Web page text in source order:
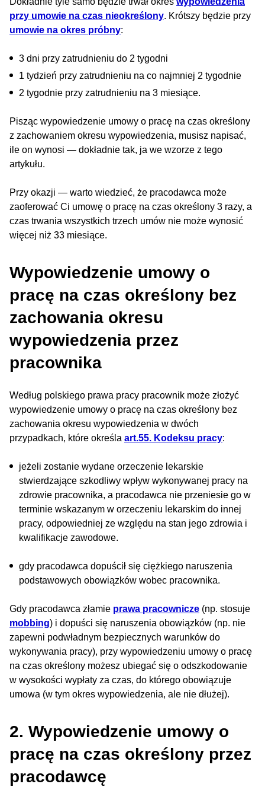
przy umowie na czas nieokreślony. Krótszy będzie przy
umowie na okres próbny:
3 dni przy zatrudnieniu do 2 tygodni
1 tydzień przy zatrudnieniu na co najmniej 2 tygodnie
2 tygodnie przy zatrudnieniu na 3 miesiące.
Pisząc wypowiedzenie umowy o pracę na czas określony
z zachowaniem okresu wypowiedzenia, musisz napisać,
ile on wynosi — dokładnie tak, ja we wzorze z tego
artykułu.
Przy okazji — warto wiedzieć, że pracodawca może
zaoferować Ci umowę o pracę na czas określony 3 razy, a
czas trwania wszystkich trzech umów nie może wynosić
więcej niż 33 miesiące.
Wypowiedzenie umowy o
pracę na czas określony bez
zachowania okresu
wypowiedzenia przez
pracownika
Według polskiego prawa pracy pracownik może złożyć
wypowiedzenie umowy o pracę na czas określony bez
zachowania okresu wypowiedzenia w dwóch
przypadkach, które określa art.55. Kodeksu pracy:
jeżeli zostanie wydane orzeczenie lekarskie
stwierdzające szkodliwy wpływ wykonywanej pracy na
zdrowie pracownika, a pracodawca nie przeniesie go w
terminie wskazanym w orzeczeniu lekarskim do innej
pracy, odpowiedniej ze względu na stan jego zdrowia i
kwalifikacje zawodowe.
gdy pracodawca dopuścił się ciężkiego naruszenia
podstawowych obowiązków wobec pracownika.
Gdy pracodawca złamie prawa pracownicze (np. stosuje
mobbing) i dopuści się naruszenia obowiązków (np. nie
zapewni podwładnym bezpiecznych warunków do
wykonywania pracy), przy wypowiedzeniu umowy o pracę
na czas określony możesz ubiegać się o odszkodowanie
w wysokości wypłaty za czas, do którego obowiązuje
umowa (w tym okres wypowiedzenia, ale nie dłużej).
2. Wypowiedzenie umowy o
pracę na czas określony przez
pracodawcę